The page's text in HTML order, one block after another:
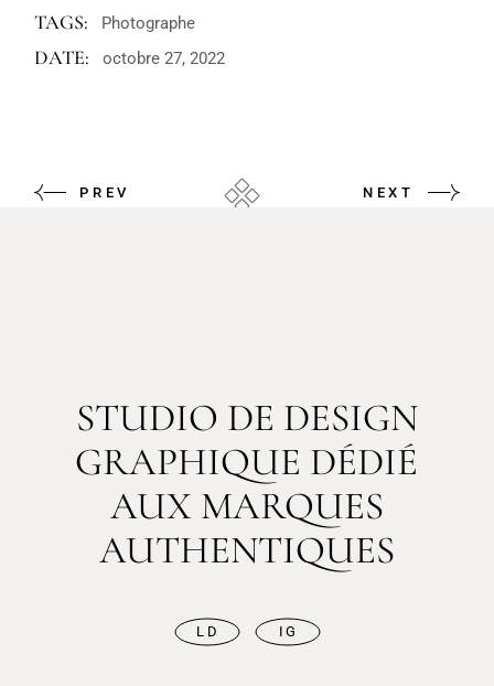
TAGS: Photographe
DATE: octobre 27, 2022
PREV NEXT
STUDIO DE DESIGN
GRAPHIQUE DÉDIÉ
AUX MARQUES
AUTHENTIQUES
LD IG